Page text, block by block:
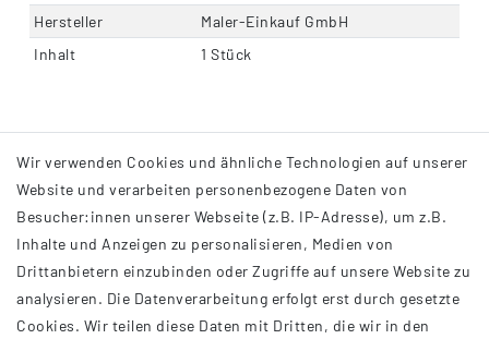
Hersteller
Maler-Einkauf GmbH
Inhalt
1 Stück
INFORMATIONEN
Wir verwenden Cookies und ähnliche Technologien auf unserer
Website und verarbeiten personenbezogene Daten von
Besucher:innen unserer Webseite (z.B. IP-Adresse), um z.B.
Inhalte und Anzeigen zu personalisieren, Medien von
Drittanbietern einzubinden oder Zugriffe auf unsere Website zu
analysieren. Die Datenverarbeitung erfolgt erst durch gesetzte
Cookies. Wir teilen diese Daten mit Dritten, die wir in den